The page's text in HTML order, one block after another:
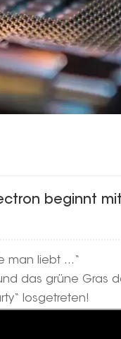
beginnt
man liebt …“
das grüne Gras
losgetreten!